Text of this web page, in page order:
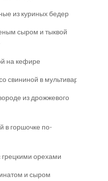
из куриных бедер
сыром и тыквой
на кефире
свининой в мультиварке
из дрожжевого
в горшочке по-
орехами
и сыром